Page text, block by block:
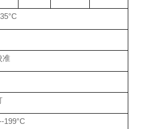
准
199°C